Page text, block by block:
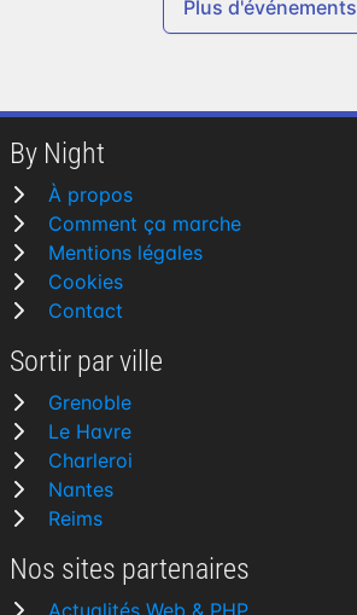
Plus d'événements
By Night
À propos
Comment ça marche
Mentions légales
Cookies
Contact
Sortir par ville
Grenoble
Le Havre
Charleroi
Nantes
Reims
Nos sites partenaires